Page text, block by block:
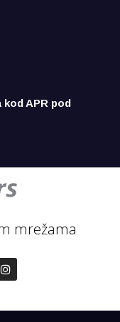
kod APR pod
mrežama